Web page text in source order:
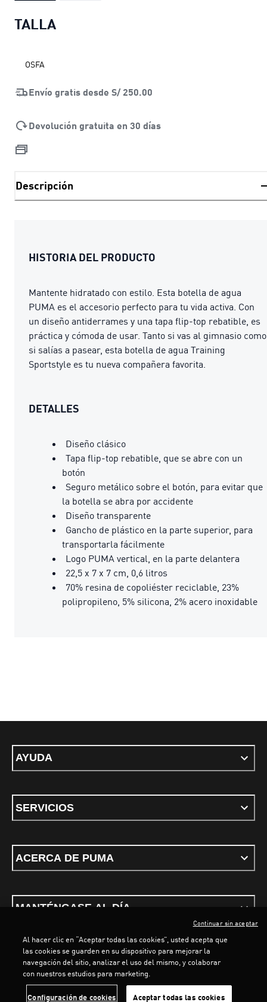
TALLA
OSFA
Envío gratis desde S/ 250.00
Devolución gratuita en 30 días
Descripción
LOADING...
HISTORIA DEL PRODUCTO
Mantente hidratado con estilo. Esta botella de agua
PUMA es el accesorio perfecto para tu vida activa. Con
un diseño antiderrames y una tapa flip-top rebatible, es
práctica y cómoda de usar. Tanto si vas al gimnasio como
si salías a pasear, esta botella de agua Training
Sportstyle es tu nueva compañera favorita.
DETALLES
Diseño clásico
Tapa flip-top rebatible, que se abre con un
botón
Seguro metálico sobre el botón, para evitar que
la botella se abra por accidente
Diseño transparente
Gancho de plástico en la parte superior, para
transportarla fácilmente
Logo PUMA vertical, en la parte delantera
22,5 x 7 x 7 cm, 0,6 litros
70% resina de copoliéster reciclable, 23%
polipropileno, 5% silicona, 2% acero inoxidable
AYUDA
SERVICIOS
ACERCA DE PUMA
MANTÉNGASE AL DÍA
Términos y condicionesPolítica de Privacidad
PUMA, 2026. Todos los derechos reservados
Al hacer clic en “Aceptar todas las cookies”, usted acepta que
las cookies se guarden en su dispositivo para mejorar la
navegación del sitio, analizar el uso del mismo, y colaborar
con nuestros estudios para marketing.
Configuración de cookies Aceptar todas las cookies
Continuar sin aceptar